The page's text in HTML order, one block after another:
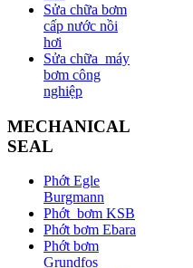
Sửa chữa bơm
cấp nước nồi
hơi
Sửa chữa máy
bơm công
nghiệp
MECHANICAL
SEAL
Phớt Egle
Burgmann
Phớt bơm KSB
Phớt bơm Ebara
Phớt bơm
Grundfos